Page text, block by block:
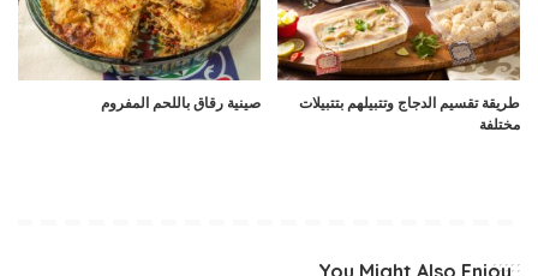
طريقة تقسيم الدجاج وتتبيلهم بتتبيلات
مختلفة
صينية رقاق باللحم المفروم